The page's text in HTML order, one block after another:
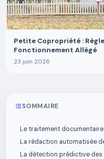
Petite Copropriété :
Fonctionnement Allégé
23 juin 2026
SOMMAIRE
Le traitement
La rédaction automatisée
La détection prédictive des